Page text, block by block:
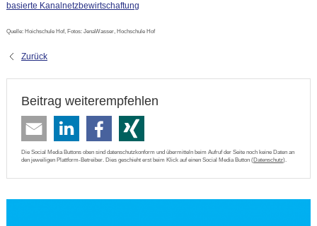
basierte Kanalnetzbewirtschaftung
Quelle: Hoichschule Hof, Fotos: JenaWasser, Hochschule Hof
Zurück
Beitrag weiterempfehlen
Die Social Media Buttons oben sind datenschutzkonform und übermitteln beim Aufruf der Seite noch keine Daten an
den jeweiligen Plattform-Betreiber. Dies geschieht erst beim Klick auf einen Social Media Button (Datenschutz).